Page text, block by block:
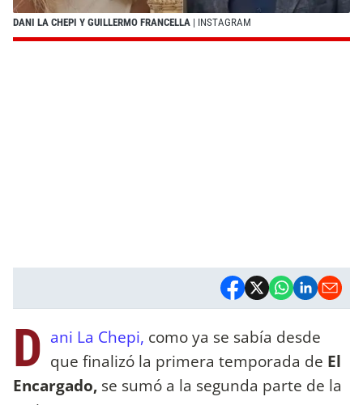
DANI LA CHEPI Y GUILLERMO FRANCELLA | INSTAGRAM
D ani La Chepi, como ya se sabía desde
que finalizó la primera temporada de El
Encargado, se sumó a la segunda parte de la